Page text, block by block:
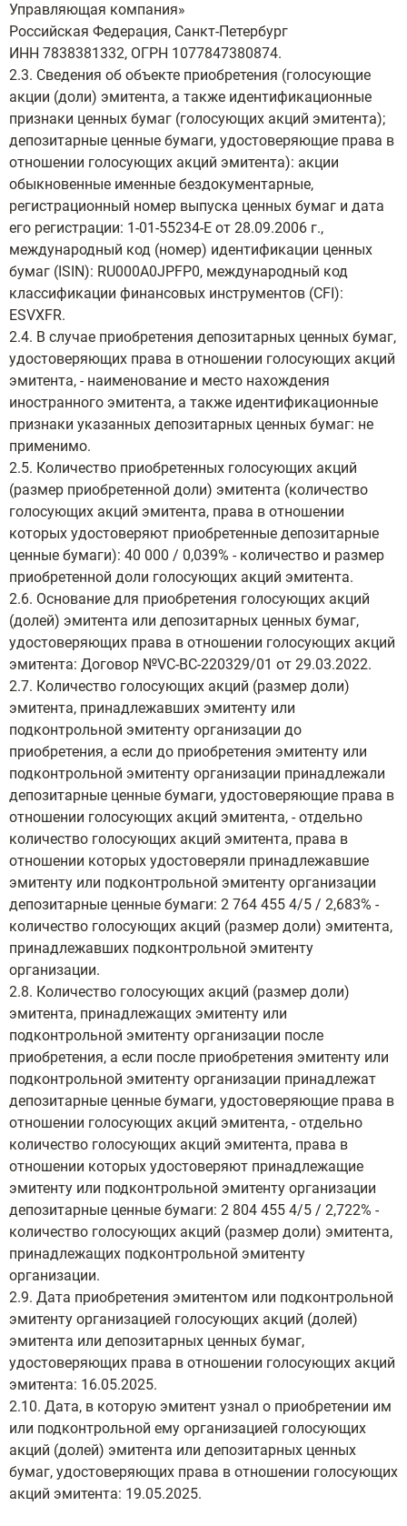
Управляющая компания»
Российская Федерация, Санкт-Петербург
ИНН 7838381332, ОГРН 1077847380874.
2.3. Сведения об объекте приобретения (голосующие
акции (доли) эмитента, а также идентификационные
признаки ценных бумаг (голосующих акций эмитента);
депозитарные ценные бумаги, удостоверяющие права в
отношении голосующих акций эмитента): акции
обыкновенные именные бездокументарные,
регистрационный номер выпуска ценных бумаг и дата
его регистрации: 1-01-55234-Е от 28.09.2006 г.,
международный код (номер) идентификации ценных
бумаг (ISIN): RU000A0JPFP0, международный код
классификации финансовых инструментов (CFI):
ESVXFR.
2.4. В случае приобретения депозитарных ценных бумаг,
удостоверяющих права в отношении голосующих акций
эмитента, - наименование и место нахождения
иностранного эмитента, а также идентификационные
признаки указанных депозитарных ценных бумаг: не
применимо.
2.5. Количество приобретенных голосующих акций
(размер приобретенной доли) эмитента (количество
голосующих акций эмитента, права в отношении
которых удостоверяют приобретенные депозитарные
ценные бумаги): 40 000 / 0,039% - количество и размер
приобретенной доли голосующих акций эмитента.
2.6. Основание для приобретения голосующих акций
(долей) эмитента или депозитарных ценных бумаг,
удостоверяющих права в отношении голосующих акций
эмитента: Договор №VC-ВC-220329/01 от 29.03.2022.
2.7. Количество голосующих акций (размер доли)
эмитента, принадлежавших эмитенту или
подконтрольной эмитенту организации до
приобретения, а если до приобретения эмитенту или
подконтрольной эмитенту организации принадлежали
депозитарные ценные бумаги, удостоверяющие права в
отношении голосующих акций эмитента, - отдельно
количество голосующих акций эмитента, права в
отношении которых удостоверяли принадлежавшие
эмитенту или подконтрольной эмитенту организации
депозитарные ценные бумаги: 2 764 455 4/5 / 2,683% -
количество голосующих акций (размер доли) эмитента,
принадлежавших подконтрольной эмитенту
организации.
2.8. Количество голосующих акций (размер доли)
эмитента, принадлежащих эмитенту или
подконтрольной эмитенту организации после
приобретения, а если после приобретения эмитенту или
подконтрольной эмитенту организации принадлежат
депозитарные ценные бумаги, удостоверяющие права в
отношении голосующих акций эмитента, - отдельно
количество голосующих акций эмитента, права в
отношении которых удостоверяют принадлежащие
эмитенту или подконтрольной эмитенту организации
депозитарные ценные бумаги: 2 804 455 4/5 / 2,722% -
количество голосующих акций (размер доли) эмитента,
принадлежащих подконтрольной эмитенту
организации.
2.9. Дата приобретения эмитентом или подконтрольной
эмитенту организацией голосующих акций (долей)
эмитента или депозитарных ценных бумаг,
удостоверяющих права в отношении голосующих акций
эмитента: 16.05.2025.
2.10. Дата, в которую эмитент узнал о приобретении им
или подконтрольной ему организацией голосующих
акций (долей) эмитента или депозитарных ценных
бумаг, удостоверяющих права в отношении голосующих
акций эмитента: 19.05.2025.